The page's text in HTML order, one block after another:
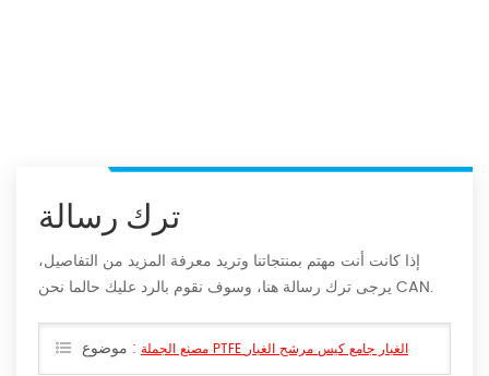
ترك رسالة
إذا كانت أنت مهتم بمنتجاتنا وتريد معرفة المزيد من التفاصيل،
يرجى ترك رسالة هنا، وسوف نقوم بالرد عليك حالما نحن CAN.
موضوع : مصنع الجملة PTFE الغبار جامع كيس مرشح الغبار